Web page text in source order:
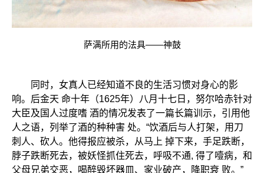
萨满所用的法具——神鼓
同时，女真人已经知道不良的生活习惯对身心的影
响。后金天 命十年（1625年）八月十七日，努尔哈赤针对
大臣及国人过度嗜 酒的情况发表了一篇长篇训示，引用他
人之语，列举了酒的种种害 处。“饮酒后与人打架，用刀
刺人、砍人。他得报应被杀，从马上 掉下来，手足跌断，
脖子跌断死去，被妖怪抓住死去，呼吸不通, 得了噎病，和
父母兄弟交恶，喝醉毁坏器皿、家业破产，降职衰 败。”